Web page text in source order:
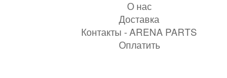
О нас
Доставка
Контакты - ARENA PARTS
Оплатить